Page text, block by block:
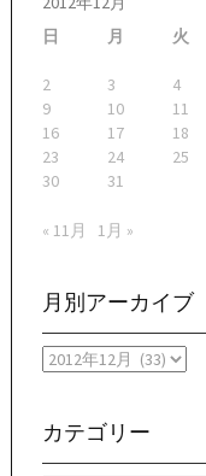
日
月 火
2
3 4
9
10 11
16
17 18
23
24 25
30
31
« 11月 1月 »
月別アーカイブ
月
ー
カテゴリー